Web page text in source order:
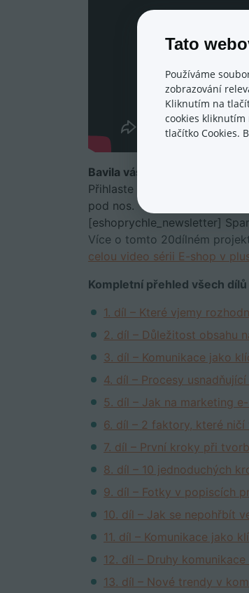
Bavila vás video série a
Přihlaste se k odběru našeho
pod nos.
[eshoprychle_newsletter]
Více o tomto 20dílném
celou video sérii E-shop v
Kompletní přehled všech
1. díl – Které vjemy
2. díl – Důležitost obsahu
3. díl – Komunikace jako
4. díl – Procesy
5. díl – Jak na marketing
6. díl – 2 faktory, které ničí
7. díl – První kroky při
8. díl – 10 jednoduchých
9. díl – Fotky v popiscích
10. díl – Jak se nepohřbít
11. díl – Komunikace jako
12. díl – Druhy
13. díl – Nové trendy v
Tato
Používáme
zobrazování
Kliknutím na
cookies
tlačítko Cookies.